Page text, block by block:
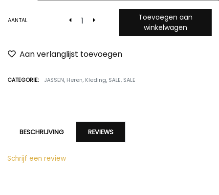
AANTAL
Toevoegen aan
winkelwagen
Aan verlanglijst toevoegen
CATEGORIE: JASSEN, Heren, Kleding, SALE, SALE
BESCHRIJVING REVIEWS
Schrijf een review